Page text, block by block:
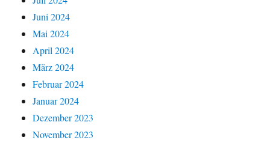
Juni 2024
Mai 2024
April 2024
März 2024
Februar 2024
Januar 2024
Dezember 2023
November 2023